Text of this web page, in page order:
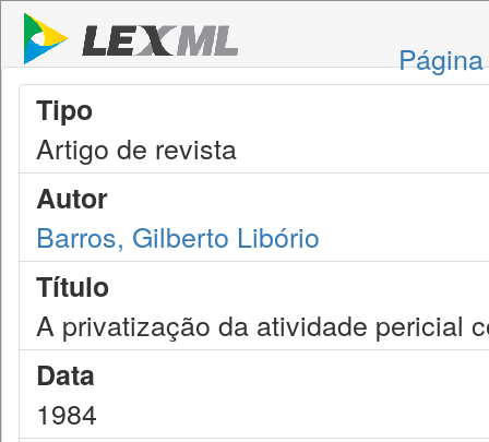
Tipo
Artigo de revista
Autor
Barros, Gilberto Libório
Título
A privatização da atividade pericial
Data
1984